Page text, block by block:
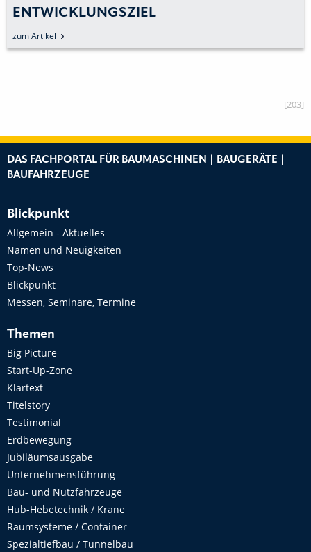
ENTWICKLUNGSZIEL
zum Artikel
[203]
DAS FACHPORTAL FÜR BAUMASCHINEN | BAUGERÄTE |
BAUFAHRZEUGE
Blickpunkt
Allgemein - Aktuelles
Namen und Neuigkeiten
Top-News
Blickpunkt
Messen, Seminare, Termine
Themen
Big Picture
Start-Up-Zone
Klartext
Titelstory
Testimonial
Erdbewegung
Jubiläumsausgabe
Unternehmensführung
Bau- und Nutzfahrzeuge
Hub-Hebetechnik / Krane
Raumsysteme / Container
Spezialtiefbau / Tunnelbau